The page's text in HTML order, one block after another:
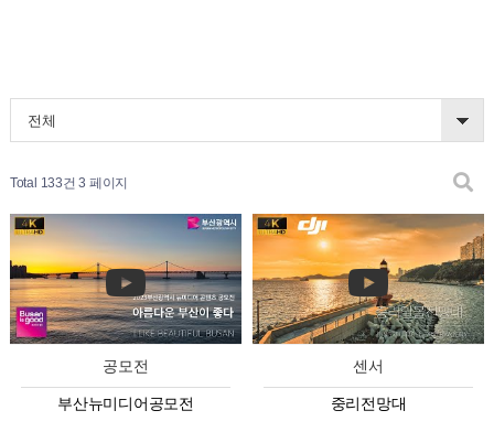
전체
Total 133건 3 페이지
공모전
부산뉴미디어공모전
센서
중리전망대